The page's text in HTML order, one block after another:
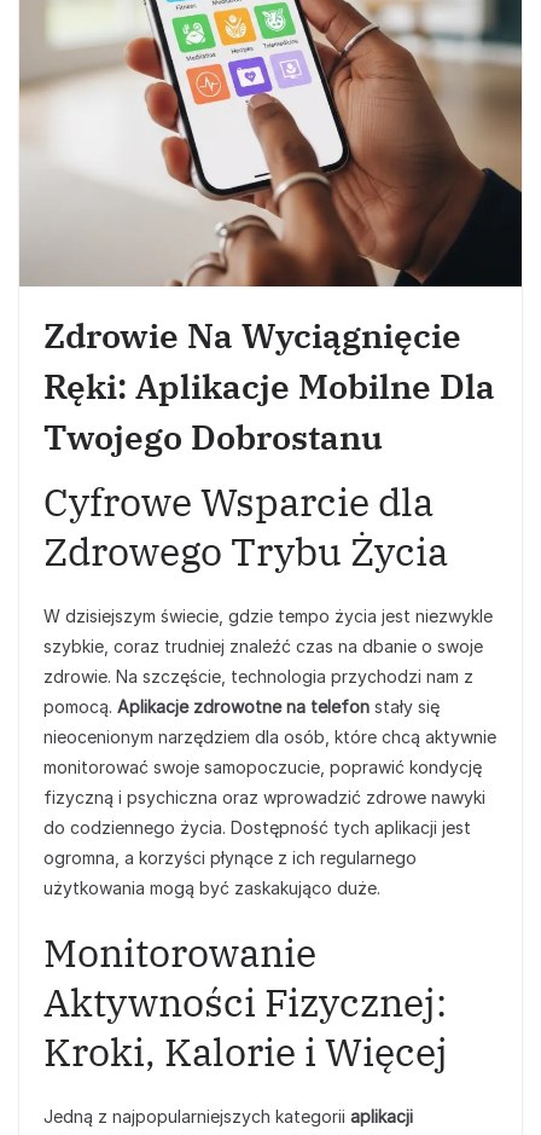
Zdrowie Na Wyciągnięcie
Ręki: Aplikacje Mobilne Dla
Twojego Dobrostanu
Cyfrowe Wsparcie dla
Zdrowego Trybu Życia
W dzisiejszym świecie, gdzie tempo życia jest niezwykle
szybkie, coraz trudniej znaleźć czas na dbanie o swoje
zdrowie. Na szczęście, technologia przychodzi nam z
pomocą. Aplikacje zdrowotne na telefon stały się
nieocenionym narzędziem dla osób, które chcą aktywnie
monitorować swoje samopoczucie, poprawić kondycję
fizyczną i psychiczna oraz wprowadzić zdrowe nawyki
do codziennego życia. Dostępność tych aplikacji jest
ogromna, a korzyści płynące z ich regularnego
użytkowania mogą być zaskakująco duże.
Monitorowanie
Aktywności Fizycznej:
Kroki, Kalorie i Więcej
Jedną z najpopularniejszych kategorii aplikacji